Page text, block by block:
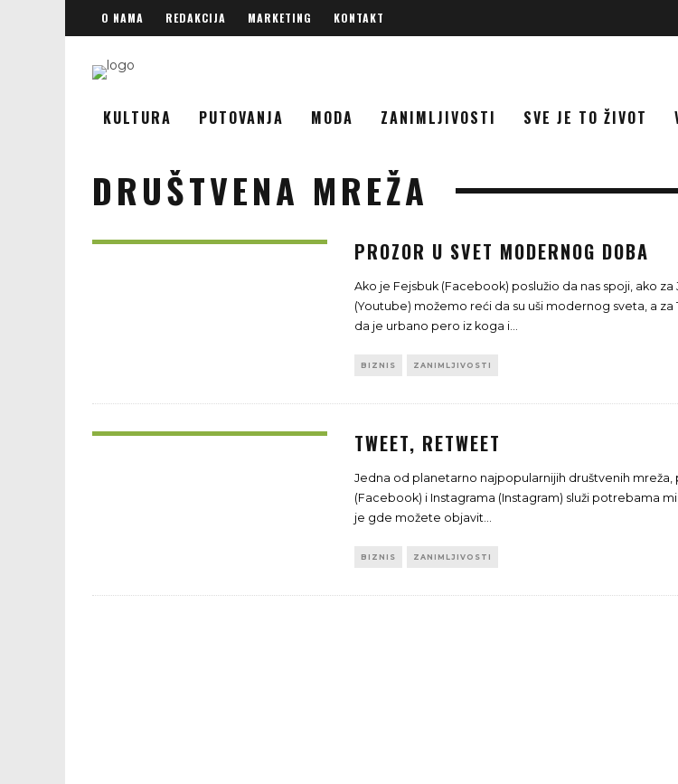
O NAMA REDAKCIJA MARKETING KONTAKT
KULTURA PUTOVANJA MODA ZANIMLJIVOSTI SVE JE TO ŽIVOT
DRUŠTVENA MREŽA
PROZOR U SVET MODERNOG DOBA
Ako je Fejsbuk (Facebook) poslužio da nas spoji, ako za
(Youtube) možemo reći da su uši modernog sveta, a za
da je urbano pero iz koga i...
BIZNIS ZANIMLJIVOSTI
TWEET, RETWEET
Jedna od planetarno najpopularnijih društvenih mreža,
(Facebook) i Instagrama (Instagram) služi potrebama
je gde možete objavit...
BIZNIS ZANIMLJIVOSTI